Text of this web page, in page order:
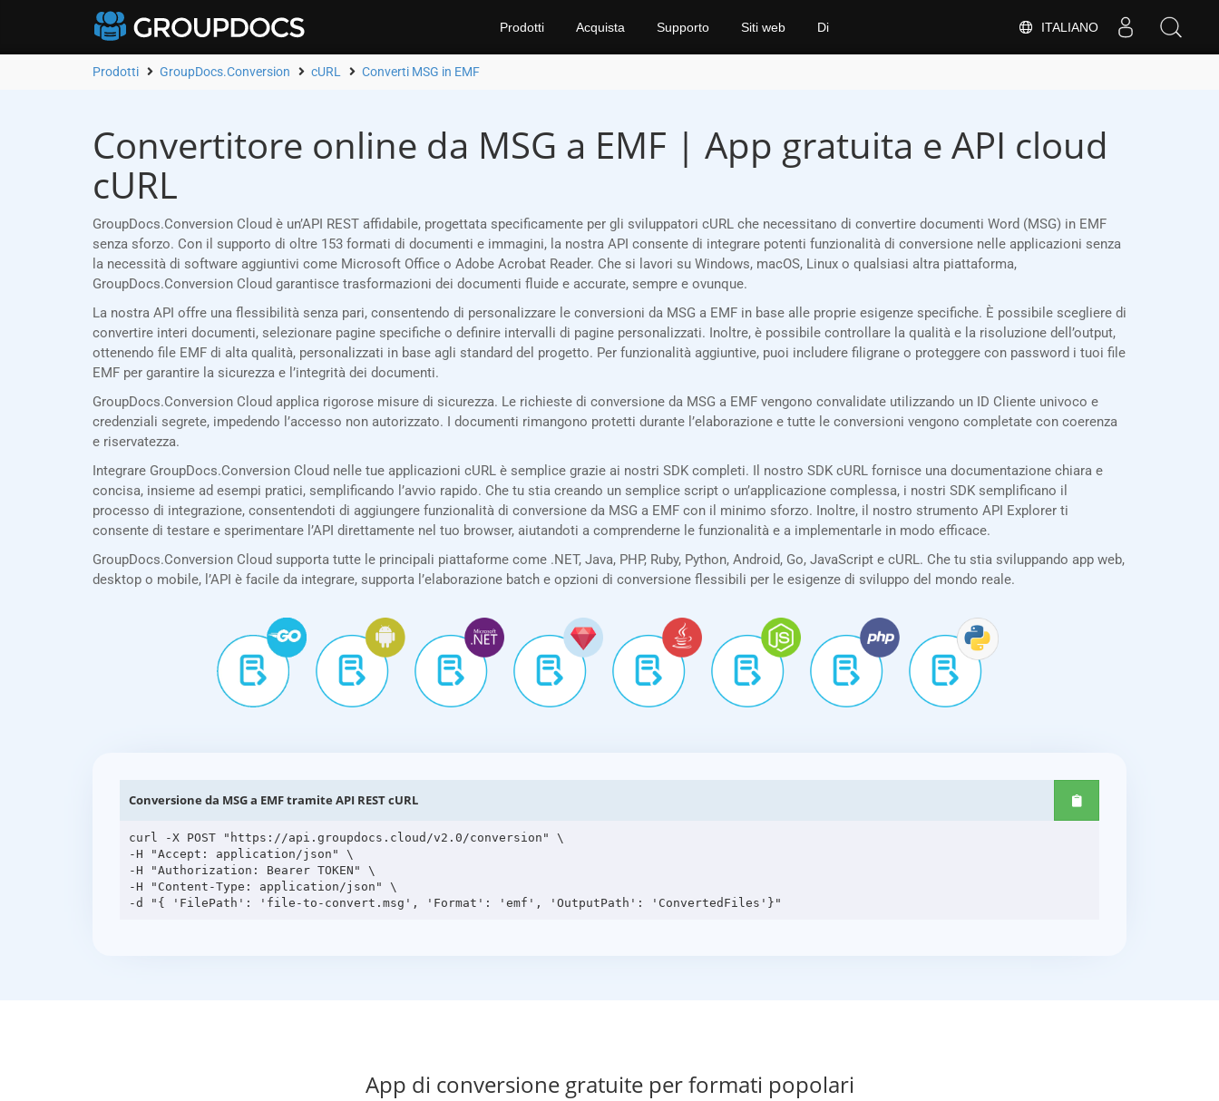
ITALIANO
Prodotti Acquista Supporto Siti web Di
Prodotti GroupDocs.Conversion cURL Converti MSG in EMF
Convertitore online da MSG a EMF | App gratuita e API cloud
cURL
GroupDocs.Conversion Cloud è un’API REST affidabile, progettata specificamente per gli sviluppatori cURL che necessitano di convertire documenti Word (MSG) in EMF
senza sforzo. Con il supporto di oltre 153 formati di documenti e immagini, la nostra API consente di integrare potenti funzionalità di conversione nelle applicazioni senza
la necessità di software aggiuntivi come Microsoft Office o Adobe Acrobat Reader. Che si lavori su Windows, macOS, Linux o qualsiasi altra piattaforma,
GroupDocs.Conversion Cloud garantisce trasformazioni dei documenti fluide e accurate, sempre e ovunque.
La nostra API offre una flessibilità senza pari, consentendo di personalizzare le conversioni da MSG a EMF in base alle proprie esigenze specifiche. È possibile scegliere di
convertire interi documenti, selezionare pagine specifiche o definire intervalli di pagine personalizzati. Inoltre, è possibile controllare la qualità e la risoluzione dell’output,
ottenendo file EMF di alta qualità, personalizzati in base agli standard del progetto. Per funzionalità aggiuntive, puoi includere filigrane o proteggere con password i tuoi file
EMF per garantire la sicurezza e l’integrità dei documenti.
GroupDocs.Conversion Cloud applica rigorose misure di sicurezza. Le richieste di conversione da MSG a EMF vengono convalidate utilizzando un ID Cliente univoco e
credenziali segrete, impedendo l’accesso non autorizzato. I documenti rimangono protetti durante l’elaborazione e tutte le conversioni vengono completate con coerenza
e riservatezza.
Integrare GroupDocs.Conversion Cloud nelle tue applicazioni cURL è semplice grazie ai nostri SDK completi. Il nostro SDK cURL fornisce una documentazione chiara e
concisa, insieme ad esempi pratici, semplificando l’avvio rapido. Che tu stia creando un semplice script o un’applicazione complessa, i nostri SDK semplificano il
processo di integrazione, consentendoti di aggiungere funzionalità di conversione da MSG a EMF con il minimo sforzo. Inoltre, il nostro strumento API Explorer ti
consente di testare e sperimentare l’API direttamente nel tuo browser, aiutandoti a comprenderne le funzionalità e a implementarle in modo efficace.
GroupDocs.Conversion Cloud supporta tutte le principali piattaforme come .NET, Java, PHP, Ruby, Python, Android, Go, JavaScript e cURL. Che tu stia sviluppando app web,
desktop o mobile, l’API è facile da integrare, supporta l’elaborazione batch e opzioni di conversione flessibili per le esigenze di sviluppo del mondo reale.
Conversione da MSG a EMF tramite API REST cURL
curl -X POST "https://api.groupdocs.cloud/v2.0/conversion" \
-H "Accept: application/json" \
-H "Authorization: Bearer TOKEN" \
-H "Content-Type: application/json" \
App di conversione gratuite per formati popolari